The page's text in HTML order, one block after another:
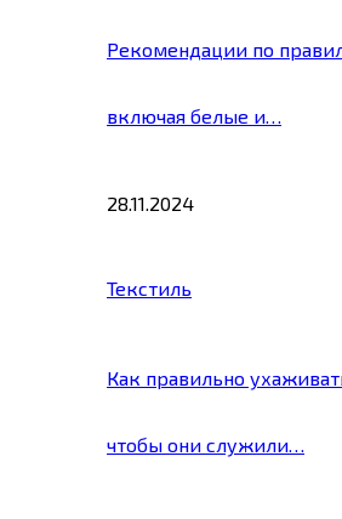
Рекомендации по
включая белые и…
28.11.2024
Текстиль
Как правильно
чтобы они служили…